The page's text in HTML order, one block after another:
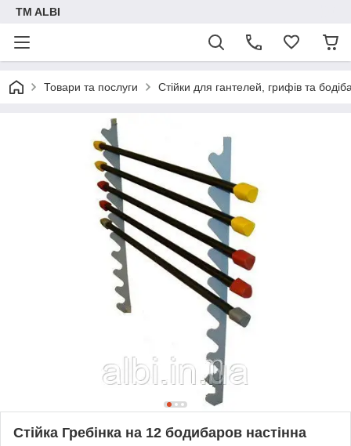
TM ALBI
Товари та послуги Стійки для гантелей, грифів та
Стійка Гребінка на 12 бодибаров настінна